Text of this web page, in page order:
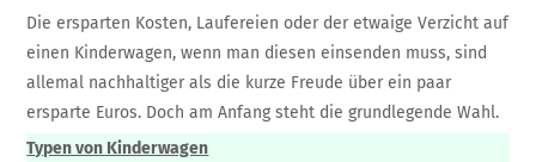
Die ersparten Kosten, Laufereien oder der etwaige Verzicht auf
einen Kinderwagen, wenn man diesen einsenden muss, sind
allemal nachhaltiger als die kurze Freude über ein paar
ersparte Euros. Doch am Anfang steht die grundlegende Wahl.
Typen von Kinderwagen